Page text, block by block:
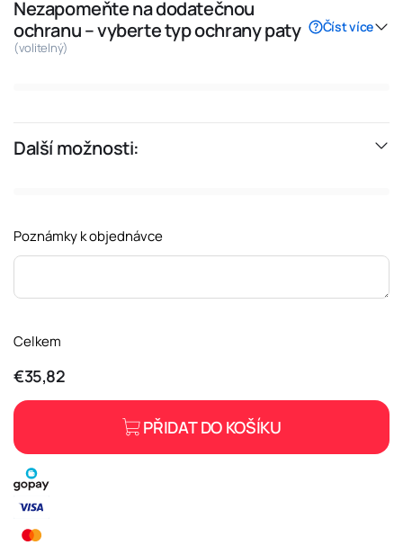
Nezapomeňte na dodatečnou
ochranu – vyberte typ ochrany paty
(volitelný)
Číst více
Další možnosti:
Poznámky k objednávce
Celkem
€35,82
PŘIDAT DO KOŠÍKU